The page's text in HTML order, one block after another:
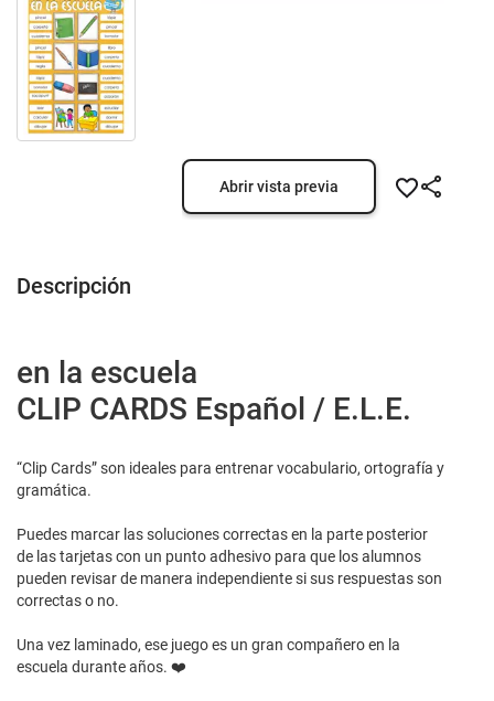
Abrir vista previa
Descripción
en la escuela
CLIP CARDS Español / E.L.E.
“Clip Cards” son ideales para entrenar vocabulario, ortografía y
gramática.
Puedes marcar las soluciones correctas en la parte posterior
de las tarjetas con un punto adhesivo para que los alumnos
pueden revisar de manera independiente si sus respuestas son
correctas o no.
Una vez laminado, ese juego es un gran compañero en la
escuela durante años. ❤️